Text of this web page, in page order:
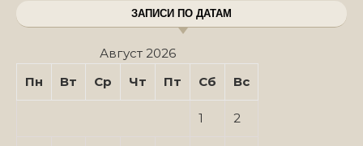
ЗАПИСИ ПО ДАТАМ
Август 2026
Пн
Вт Ср Чт Пт Сб Вс
1 2